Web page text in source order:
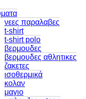
νεες παραλαβες
t-shirt
t-shirt polo
βερμουδες
βερμουδες αθλητικες
ζακετες
ισοθερμικά
κολαν
μαγιο